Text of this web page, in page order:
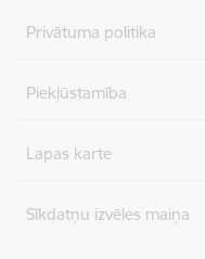
Privātuma politika
Piekļūstamība
Lapas karte
Sīkdatņu izvēles maiņa